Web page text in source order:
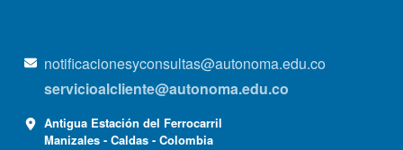
notificacionesyconsultas@autonoma.edu.co
servicioalcliente@autonoma.edu.co
Antigua Estación del Ferrocarril
Manizales - Caldas - Colombia